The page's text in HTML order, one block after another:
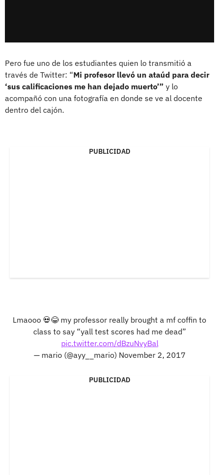
Pero fue uno de los estudiantes quien lo transmitió a
través de Twitter: “Mi profesor llevó un ataúd para decir
‘sus calificaciones me han dejado muerto’” y lo
acompañó con una fotografía en donde se ve al docente
dentro del cajón.
PUBLICIDAD
Lmaooo 💀😂 my professor really brought a mf coffin to
class to say “yall test scores had me dead”
pic.twitter.com/dBzuNvyBal
— mario (@ayy__mario) November 2, 2017
PUBLICIDAD